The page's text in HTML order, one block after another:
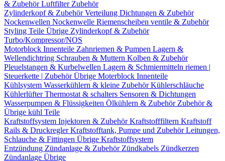
& ZubehörLuftfilter Zubehör
Zylinderkopf & ZubehörVerteilung Dichtungen & Zubehör
Nockenwellen Nockenwelle Riemenscheiben ventile & Zubehör
Styling Teile Übrige Zylinderkopf & Zubehör
Turbo/Kompressor/NOS
Motorblock Innenteile Zahnriemen & Pumpen Lagern &
Wellendichtring Schrauben & Muttern Kolben & Zubehör
Pleuelstangen & Kurbelwellen Lagern & Schmiermitteln riemen |
Steuerkette | ZubehörÜbrige Moterblock Innenteile
Kühlsystem Wasserkühlern & kleine ZubehörKühlerschläuche
KühlerlüfterThermostat & schalters Sensoren & Dichtungen
Wasserpumpen & Flüssigkeiten Ölkühlern & Zubehör Zubehör &
Übrige kühl Teile
Kraftstoffsystem Injektoren & ZubehörKraftstofffiltern Kraftstoff
Rails & DruckreglerKraftstofftank, Pumpe und ZubehörLeitungen,
Schlauche & Fittingen Übrige Kraftstoffsystem
Entzündung Zündanlage & Zubehör Zündkabels Zündkerzen
Zündanlage Übrige